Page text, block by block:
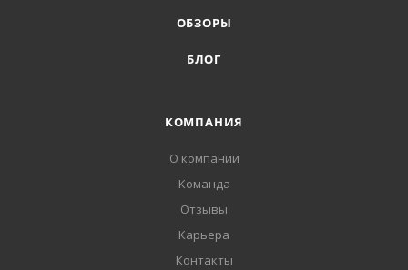
ОБЗОРЫ
БЛОГ
КОМПАНИЯ
О компании
Команда
Отзывы
Карьера
Контакты